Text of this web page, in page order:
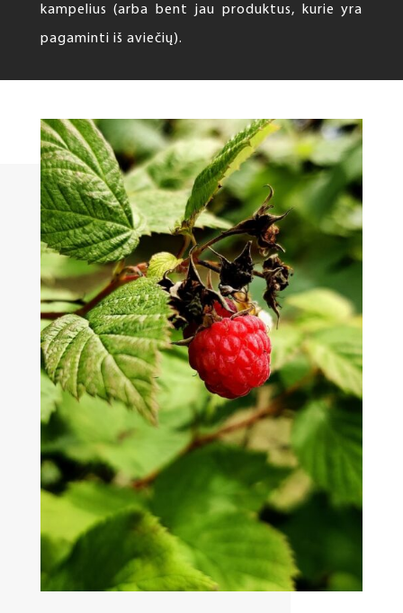
kampelius (arba bent jau produktus, kurie yra
pagaminti iš aviečių).